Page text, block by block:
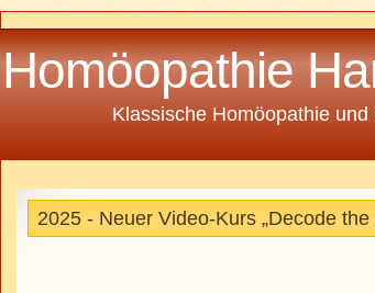
Homöopathie
Klassische Homöopathie
2025 - Neuer Video-Kurs „Decode